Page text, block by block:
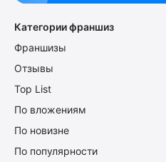
Категории франшиз
Франшизы
Отзывы
Top List
По вложениям
По новизне
По популярности